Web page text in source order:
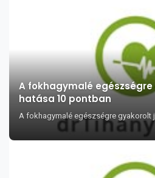
A fokhagymalé
hatása 10 pontban
A fokhagymalé egészségre gyakorolt